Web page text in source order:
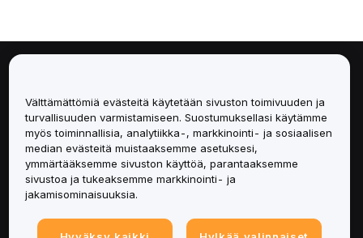
Palvelut
Tuki
Tuotteet
Välttämättömiä evästeitä käytetään sivuston toimivuuden ja
turvallisuuden varmistamiseen. Suostumuksellasi käytämme
myös toiminnallisia, analytiikka-, markkinointi- ja sosiaalisen
median evästeitä muistaaksemme asetuksesi,
ymmärtääksemme sivuston käyttöä, parantaaksemme
sivustoa ja tukeaksemme markkinointi- ja
jakamisominaisuuksia.